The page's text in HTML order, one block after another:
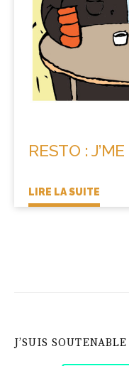
RESTO :
LIRE LA SUITE
J’SUIS